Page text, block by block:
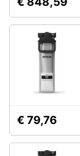
Fotografia
Casalinghi
Animali
€ 79,76